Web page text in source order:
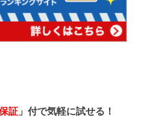
証」付で気軽に試せる！